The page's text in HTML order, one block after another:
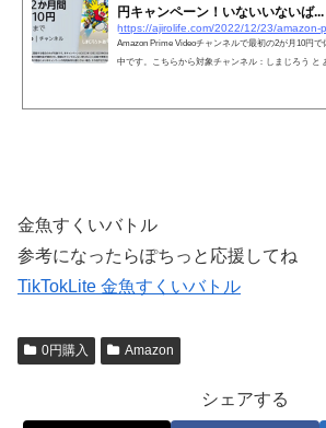
円キャンペーン！いないいないば...
Amazon Prime Videoチャンネルで最初の2が月10円
中です。こちらから対象チャンネル：しまじろう と
金魚すくいバトル
参考になったらぽちっと応援してね
TikTokLite 金魚すくいバトル
0円購入 Amazon
シェアする